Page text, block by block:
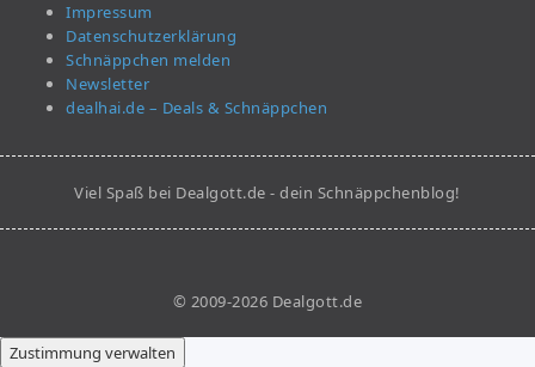
Impressum
Datenschutzerklärung
Schnäppchen melden
Newsletter
dealhai.de – Deals & Schnäppchen
Viel Spaß bei Dealgott.de - dein Schnäppchenblog!
© 2009-2026 Dealgott.de
Zustimmung verwalten